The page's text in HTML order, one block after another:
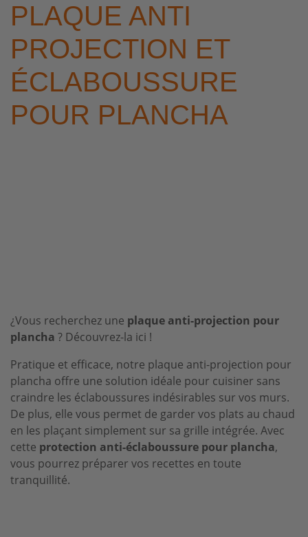
PLAQUE ANTI
PROJECTION ET
ÉCLABOUSSURE
POUR PLANCHA
¿Vous recherchez une plaque anti-projection pour
plancha ? Découvrez-la ici !
Pratique et efficace, notre plaque anti-projection pour
plancha offre une solution idéale pour cuisiner sans
craindre les éclaboussures indésirables sur vos murs.
De plus, elle vous permet de garder vos plats au chaud
en les plaçant simplement sur sa grille intégrée. Avec
cette protection anti-éclaboussure pour plancha,
vous pourrez préparer vos recettes en toute
tranquillité.